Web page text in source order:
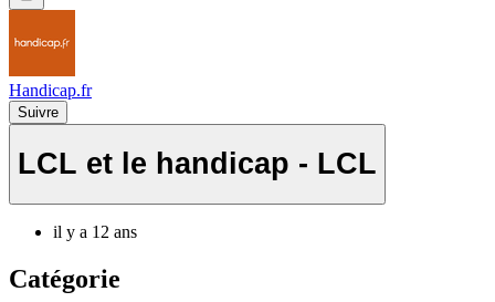
Handicap.fr
Suivre
LCL et le handicap - LCL
il y a 12 ans
Catégorie